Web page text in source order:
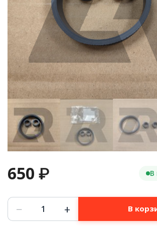
650 ₽ В
Количество
товара
Комплект
− + В